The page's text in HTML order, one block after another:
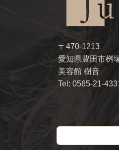
〒470-1213
愛知県豊田市桝
美容館 樹音
Tel: 0565-21-